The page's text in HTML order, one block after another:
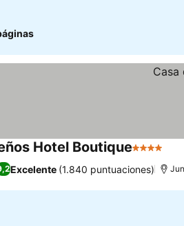
Hotel Boutique4 Estrellas
Excelente (1.840 puntuaciones)